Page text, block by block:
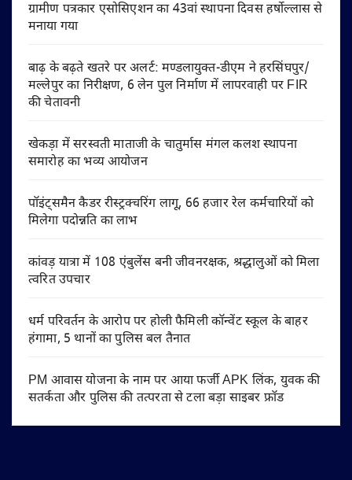
ग्रामीण पत्रकार एसोसिएशन का 43वां स्थापना दिवस हर्षोल्लास से
मनाया गया
बाढ़ के बढ़ते खतरे पर अलर्ट: मण्डलायुक्त-डीएम ने हरसिंघपुर/
मल्लेपुर का निरीक्षण, 6 लेन पुल निर्माण में लापरवाही पर FIR
की चेतावनी
खेकड़ा में सरस्वती माताजी के चातुर्मास मंगल कलश स्थापना
समारोह का भव्य आयोजन
पॉइंट्समैन कैडर रीस्ट्रक्चरिंग लागू, 66 हजार रेल कर्मचारियों को
मिलेगा पदोन्नति का लाभ
कांवड़ यात्रा में 108 एंबुलेंस बनी जीवनरक्षक, श्रद्धालुओं को मिला
त्वरित उपचार
धर्म परिवर्तन के आरोप पर होली फैमिली कॉन्वेंट स्कूल के बाहर
हंगामा, 5 थानों का पुलिस बल तैनात
PM आवास योजना के नाम पर आया फर्जी APK लिंक, युवक की
सतर्कता और पुलिस की तत्परता से टला बड़ा साइबर फ्रॉड